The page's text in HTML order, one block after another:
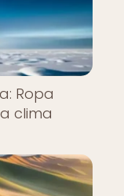
Ropa
clima